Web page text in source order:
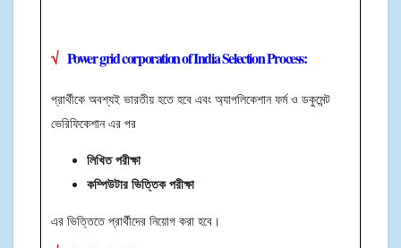
√ Power grid corporation of IndiaSelection Process:
প্রার্থীকে অবশ্যই ভারতীয় হতে হবে এবং অ্যাপলিকেশান ফর্ম ও ডকুমেন্ট
ভেরিফিকেশান এর পর
লিখিত পরীক্ষা
কম্পিউটার ভিত্তিক পরীক্ষা
এর ভিত্তিতে প্রার্থীদের নিয়োগ করা হবে।